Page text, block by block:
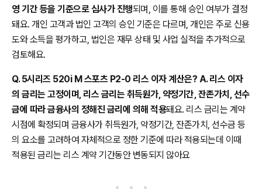
영 기간 등을 기준으로 심사가 진행되며, 이를 통해 승인 여부가 결정
돼요. 개인 고객과 법인 고객의 승인 기준은 다르며, 개인은 주로 신용
도와 소득을 평가하고, 법인은 재무 상태 및 사업 실적을 추가적으로
검토해요.
Q. 5시리즈 520i M 스포츠 P2-0 리스 이자 계산은? A. 리스 이자
의 금리는 고정이며, 리스 금리는 취득원가, 약정기간, 잔존가치, 선수
금에 따라 금융사의 정해진 금리에 의해 적용돼요. 리스 금리는 계약
시점에 확정되며 금융사가 취득원가, 약정기간, 잔존가치, 선수금 등
의 요소를 고려하여 자체적으로 정한 기준에 따라 적용되는데 이때
적용된 금리는 리스 계약 기간동안 변동되지 않아요